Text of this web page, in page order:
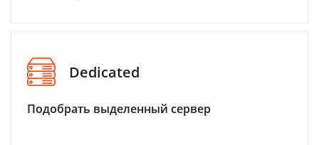
Dedicated
Подобрать выделенный сервер